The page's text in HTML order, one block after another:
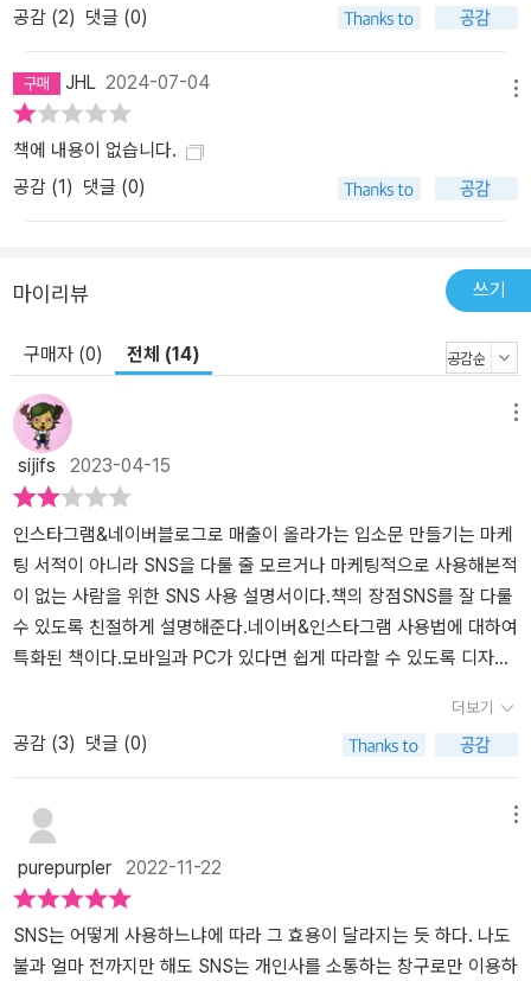
공감 (2) 댓글 (0)
JHL 2024-07-04
책에 내용이 없습니다.
공감 (1 ) 댓글 (0)
마이리뷰 쓰기
구매자 (0) 전체 (14)
sijifs 2023-04-15
인스타그램&네이버블로그로 매출이 올라가는 입소문 만들기는 마케
팅 서적이 아니라 SNS을 다룰 줄 모르거나 마케팅적으로 사용해본적
이 없는 사람을 위한 SNS 사용 설명서이다.​책의 장점SNS를 잘 다룰
수 있도록 친절하게 설명해준다.네이버&인스타그램 사용법에 대하여
특화된 책이다.모바일과 PC가 있다면 쉽게 따라할 수 있도록 디자인
케팅 서적은 아니다. 제일 첫 문장에 썻들이 SNS 사용 설명서이다.이
책을 읽는다고 가게 매출이 올라가지는 않는다.​어떤 종류던간에 사업
자등록을 하고 가게를 오픈했는데 마케팅을 하는 방법을 모를 수 있
다. 마케팅을 하기 위해서는 포지셔닝, 표적집단, 표적집단에게 어필
하고 싶은 상품의 특이점을 먼저 잡는 것이 우선이다. 시중에는 상당
히 많은 수의 인스타그램 마케팅, 네이버 블로그 마케팅 서적이 즐비
한데 이런 책은 거의 다 실제 마케팅 서적이 아닌 인스타그램과 네이
버 블로그 사용 설명서이다. 마케팅을 잘 하고 싶고 노하우를 얻고 싶
다면 네이버 크리에이터 어드바이저 이용을 추천한다.
더보기
공감 (3) 댓글 (0)
purepurpler 2022-11-22
SNS는 어떻게 사용하느냐에 따라 그 효용이 달라지는 듯 하다. 나도
불과 얼마 전까지만 해도 SNS는 개인사를 소통하는 창구로만 이용하